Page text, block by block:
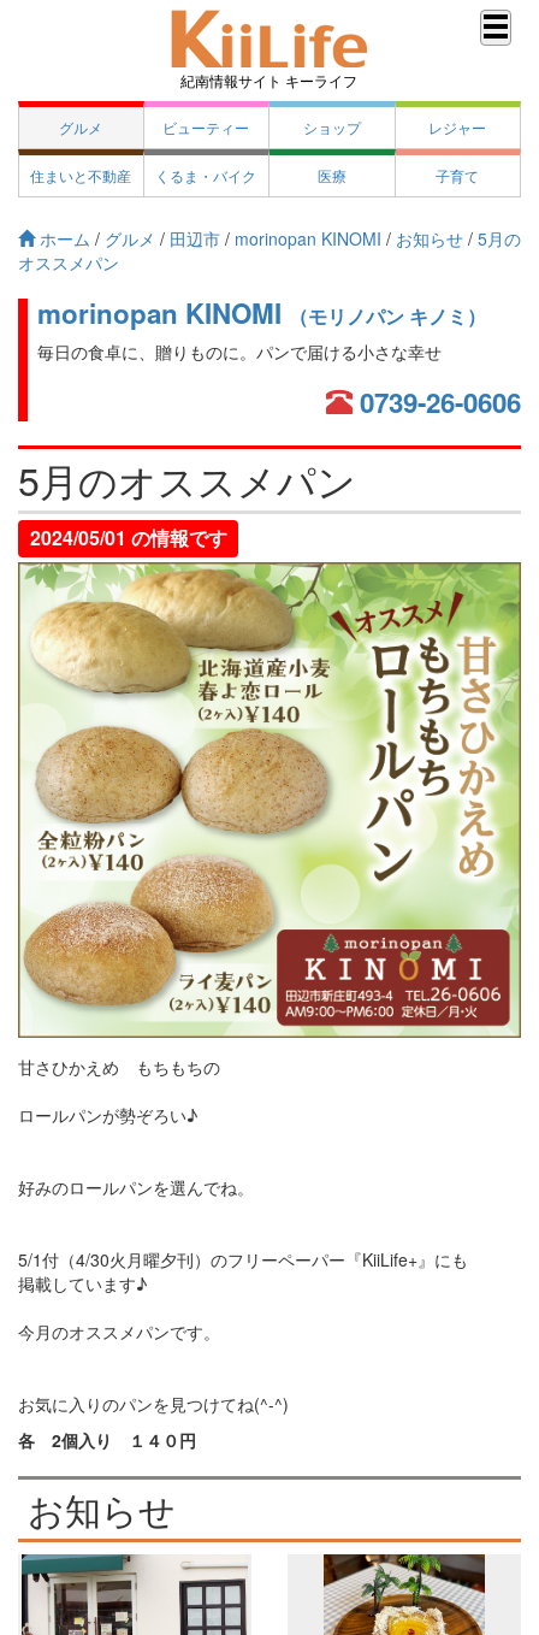
紀南情報サイト キーライフ
グルメ ビューティー ショップ レジャー
住まいと不動産 くるま・バイク 医療 子育て
ホーム / グルメ / 田辺市 / morinopan KINOMI / お知らせ / 5月の
オススメパン
morinopan KINOMI （モリノパン キノミ）
毎日の食卓に、贈りものに。パンで届ける小さな幸せ
0739-26-0606
5月のオススメパン
2024/05/01 の情報です
甘さひかえめ もちもちの
ロールパンが勢ぞろい♪
好みのロールパンを選んでね。
5/1付（4/30火月曜夕刊）のフリーペーパー『KiiLife+』にも
掲載しています♪
今月のオススメパンです。
お気に入りのパンを見つけてね(^-^)
各 2個入り １４０円
お知らせ